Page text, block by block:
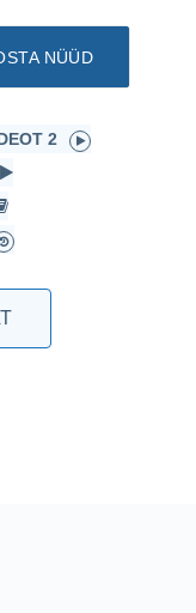
NÜÜD
2